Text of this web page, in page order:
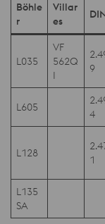
Böhle
r
Villar
es
L035
VF
562Q
I
9
L605
4
L128
1
L135
SA